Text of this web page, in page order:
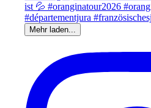
Mehr laden...